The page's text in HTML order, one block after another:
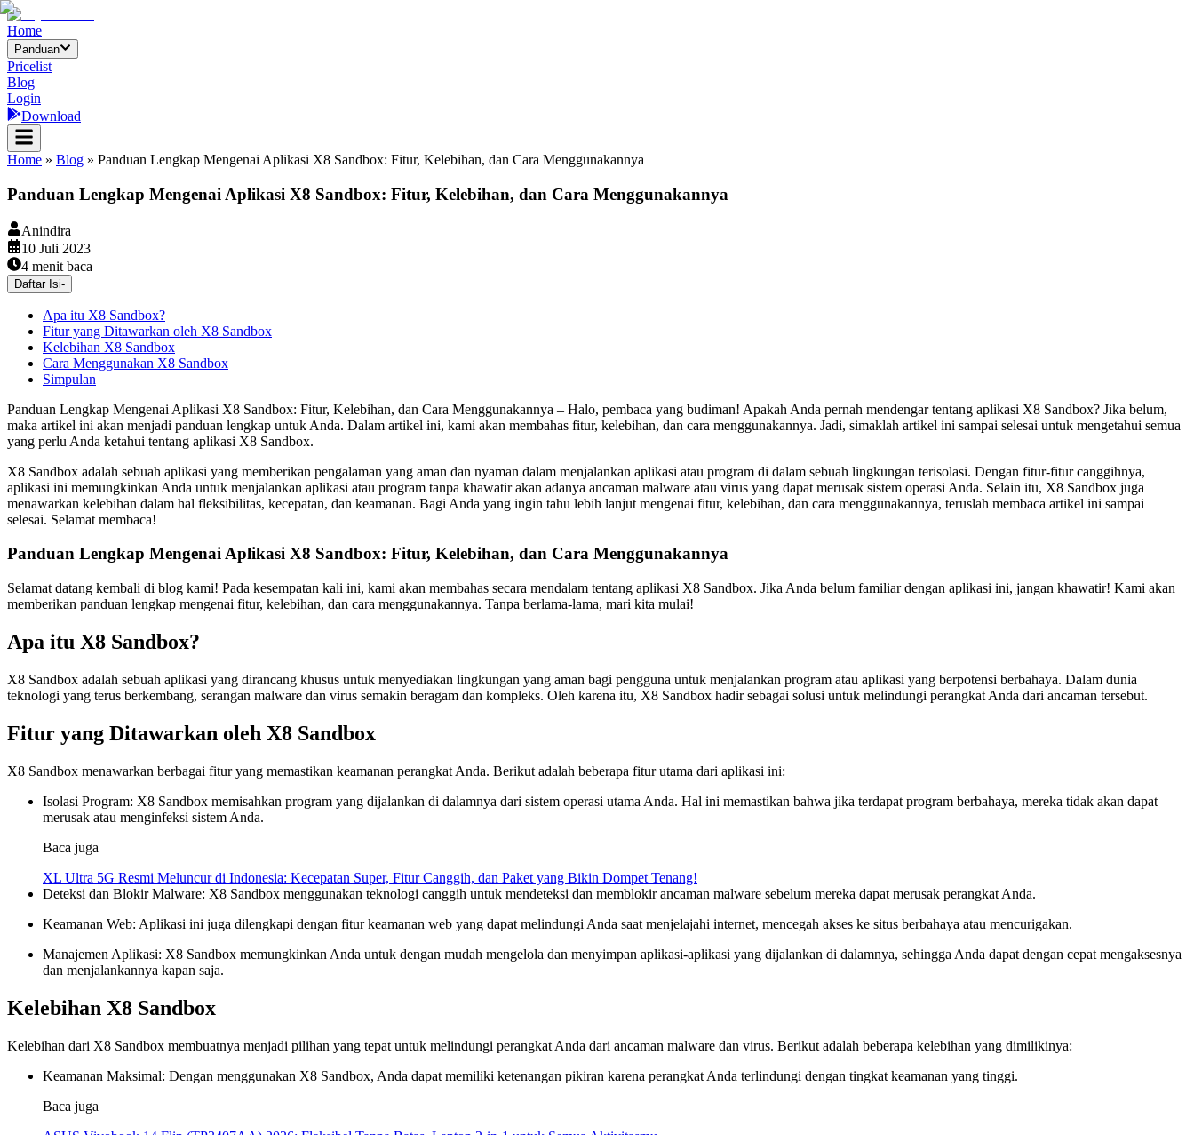
Home
Panduan
Pricelist
Blog
Login
Download
Home » Blog » Panduan Lengkap Mengenai Aplikasi X8 Sandbox: Fitur, Kelebihan, dan Cara Menggunakannya
Panduan Lengkap Mengenai Aplikasi X8 Sandbox: Fitur, Kelebihan, dan Cara Menggunakannya
Anindira
10 Juli 2023
4 menit baca
Daftar Isi-
Apa itu X8 Sandbox?
Fitur yang Ditawarkan oleh X8 Sandbox
Kelebihan X8 Sandbox
Cara Menggunakan X8 Sandbox
Simpulan
Panduan Lengkap Mengenai Aplikasi X8 Sandbox: Fitur, Kelebihan, dan Cara Menggunakannya – Halo, pembaca yang budiman! Apakah Anda pernah mendengar tentang aplikasi X8 Sandbox? Jika belum,
maka artikel ini akan menjadi panduan lengkap untuk Anda. Dalam artikel ini, kami akan membahas fitur, kelebihan, dan cara menggunakannya. Jadi, simaklah artikel ini sampai selesai untuk mengetahui semua
yang perlu Anda ketahui tentang aplikasi X8 Sandbox.
X8 Sandbox adalah sebuah aplikasi yang memberikan pengalaman yang aman dan nyaman dalam menjalankan aplikasi atau program di dalam sebuah lingkungan terisolasi. Dengan fitur-fitur canggihnya,
aplikasi ini memungkinkan Anda untuk menjalankan aplikasi atau program tanpa khawatir akan adanya ancaman malware atau virus yang dapat merusak sistem operasi Anda. Selain itu, X8 Sandbox juga
menawarkan kelebihan dalam hal fleksibilitas, kecepatan, dan keamanan. Bagi Anda yang ingin tahu lebih lanjut mengenai fitur, kelebihan, dan cara menggunakannya, teruslah membaca artikel ini sampai
selesai. Selamat membaca!
Panduan Lengkap Mengenai Aplikasi X8 Sandbox: Fitur, Kelebihan, dan Cara Menggunakannya
Selamat datang kembali di blog kami! Pada kesempatan kali ini, kami akan membahas secara mendalam tentang aplikasi X8 Sandbox. Jika Anda belum familiar dengan aplikasi ini, jangan khawatir! Kami akan
memberikan panduan lengkap mengenai fitur, kelebihan, dan cara menggunakannya. Tanpa berlama-lama, mari kita mulai!
Apa itu X8 Sandbox?
X8 Sandbox adalah sebuah aplikasi yang dirancang khusus untuk menyediakan lingkungan yang aman bagi pengguna untuk menjalankan program atau aplikasi yang berpotensi berbahaya. Dalam dunia
teknologi yang terus berkembang, serangan malware dan virus semakin beragam dan kompleks. Oleh karena itu, X8 Sandbox hadir sebagai solusi untuk melindungi perangkat Anda dari ancaman tersebut.
Fitur yang Ditawarkan oleh X8 Sandbox
X8 Sandbox menawarkan berbagai fitur yang memastikan keamanan perangkat Anda. Berikut adalah beberapa fitur utama dari aplikasi ini:
Isolasi Program: X8 Sandbox memisahkan program yang dijalankan di dalamnya dari sistem operasi utama Anda. Hal ini memastikan bahwa jika terdapat program berbahaya, mereka tidak akan dapat
merusak atau menginfeksi sistem Anda.
Baca juga
XL Ultra 5G Resmi Meluncur di Indonesia: Kecepatan Super, Fitur Canggih, dan Paket yang Bikin Dompet Tenang!
Deteksi dan Blokir Malware: X8 Sandbox menggunakan teknologi canggih untuk mendeteksi dan memblokir ancaman malware sebelum mereka dapat merusak perangkat Anda.
Keamanan Web: Aplikasi ini juga dilengkapi dengan fitur keamanan web yang dapat melindungi Anda saat menjelajahi internet, mencegah akses ke situs berbahaya atau mencurigakan.
Manajemen Aplikasi: X8 Sandbox memungkinkan Anda untuk dengan mudah mengelola dan menyimpan aplikasi-aplikasi yang dijalankan di dalamnya, sehingga Anda dapat dengan cepat mengaksesnya
dan menjalankannya kapan saja.
Kelebihan X8 Sandbox
Kelebihan dari X8 Sandbox membuatnya menjadi pilihan yang tepat untuk melindungi perangkat Anda dari ancaman malware dan virus. Berikut adalah beberapa kelebihan yang dimilikinya:
Keamanan Maksimal: Dengan menggunakan X8 Sandbox, Anda dapat memiliki ketenangan pikiran karena perangkat Anda terlindungi dengan tingkat keamanan yang tinggi.
Baca juga